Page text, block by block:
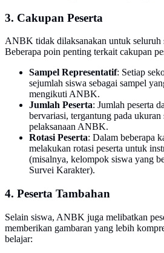
3. Cakupan Peserta
ANBK tidak dilaksanakan untuk seluruh
Beberapa poin penting terkait cakupan
Sampel Representatif: Setiap
sejumlah siswa sebagai sampel
mengikuti ANBK.
Jumlah Peserta: Jumlah peserta
bervariasi, tergantung pada
pelaksanaan ANBK.
Rotasi Peserta: Dalam beberapa
melakukan rotasi peserta untuk
(misalnya, kelompok siswa yang
Survei Karakter).
4. Peserta Tambahan
Selain siswa, ANBK juga melibatkan
memberikan gambaran yang lebih
belajar: